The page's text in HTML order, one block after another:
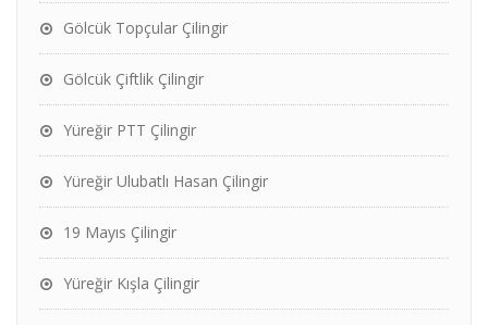
Gölcük Topçular Çilingir
Gölcük Çiftlik Çilingir
Yüreğir PTT Çilingir
Yüreğir Ulubatlı Hasan Çilingir
19 Mayıs Çilingir
Yüreğir Kışla Çilingir